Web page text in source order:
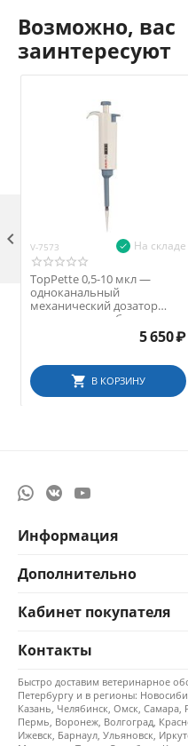
Возможно, вас
заинтересуют
V-7573 На складе
TopPette 0,5-10 мкл —
одноканальный
механический дозатор
переменного объема
5 650₽
В КОРЗИНУ

Информация
Дополнительно
Кабинет покупателя
Контакты
Быстро доставим ветеринарное
Петербургу и в регионы:
Казань, Челябинск, Омск, Самара,
Пермь, Воронеж, Волгоград,
Ижевск, Барнаул, Ульяновск,